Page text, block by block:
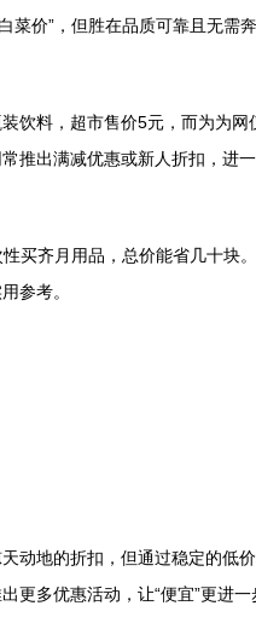
价”，但胜在品质可靠且无需
料，超市售价5元，而为为
推出满减优惠或新人折扣，进一
买齐月用品，总价能省几十块
参考。
地的折扣，但通过稳定的低
多优惠活动，让“便宜”更进一